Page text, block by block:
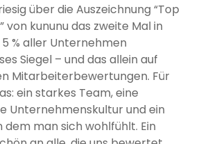
über die Auszeichnung “Top
von kununu das zweite Mal in
% aller Unternehmen
Siegel – und das allein auf
Mitarbeiterbewertungen. Für
ein starkes Team, eine
Unternehmenskultur und ein
man sich wohlfühlt. Ein